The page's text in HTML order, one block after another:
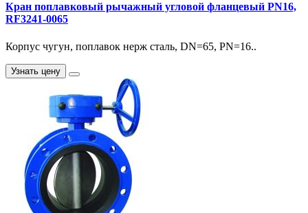
Кран поплавковый рычажный угловой фланцевый PN16,
RF3241-0065
Корпус чугун, поплавок нерж сталь, DN=65, PN=16..
Узнать цену